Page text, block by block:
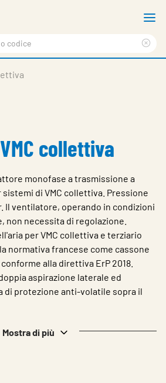
collettiva
monofase a trasmissione a
di VMC collettiva. Pressione
Il ventilatore, operando in condizioni
non necessita di regolazione.
per VMC collettiva e terziario
normativa francese come cassone
alla direttiva ErP 2018.
aspirazione laterale ed
di protezione anti-volatile sopra il
Mostra di più